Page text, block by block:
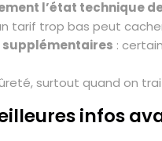
l’état technique
tarif trop bas peut
supplémentaires :
surtout quand on
infos